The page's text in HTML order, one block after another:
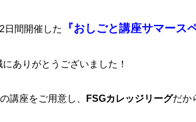
日間開催した 『おしごと講座サマース
ありがとうございました！
講座をご用意し、 FSGカレッジリーグだか